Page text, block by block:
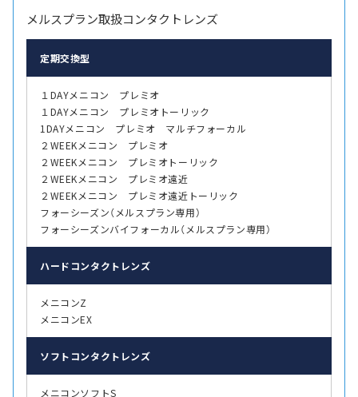
メルスプラン取扱コンタクトレンズ
定期交換型
１DAYメニコン プレミオ
１DAYメニコン プレミオトーリック
1DAYメニコン プレミオ マルチフォーカル
２WEEKメニコン プレミオ
２WEEKメニコン プレミオトーリック
２WEEKメニコン プレミオ遠近
２WEEKメニコン プレミオ遠近トーリック
フォーシーズン（メルスプラン専用）
フォーシーズンバイフォーカル（メルスプラン専用）
ハード コンタクトレンズ
メニコンZ
メニコンEX
ソフト コンタクトレンズ
メニコンソフトS